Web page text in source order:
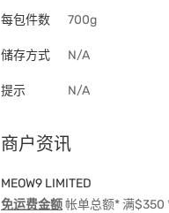
每包件数 700g
储存方式 N/A
提示 N/A
商户资讯
MEOW9 LIMITED
免运费金额帐单总额* 满$350